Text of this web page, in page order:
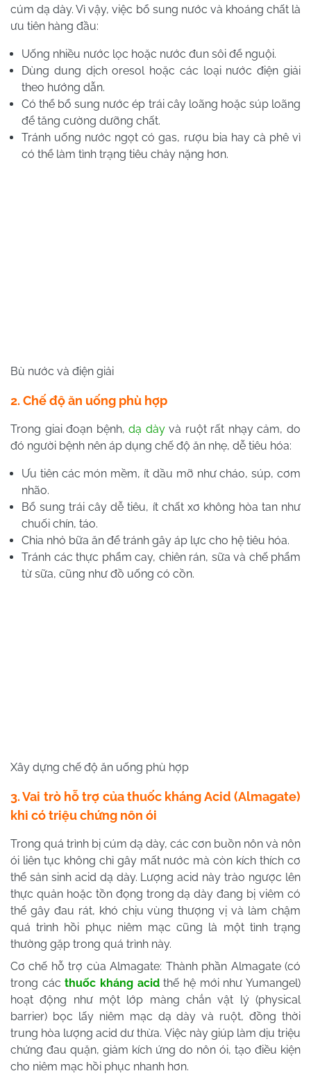
cúm dạ dày. Vì vậy, việc bổ sung nước và khoáng chất là
ưu tiên hàng đầu:
Uống nhiều nước lọc hoặc nước đun sôi để nguội.
Dùng dung dịch oresol hoặc các loại nước điện giải
theo hướng dẫn.
Có thể bổ sung nước ép trái cây loãng hoặc súp loãng
để tăng cường dưỡng chất.
Tránh uống nước ngọt có gas, rượu bia hay cà phê vì
có thể làm tình trạng tiêu chảy nặng hơn.
Bù nước và điện giải
2. Chế độ ăn uống phù hợp
Trong giai đoạn bệnh,dạ dàyvà ruột rất nhạy cảm, do
đó người bệnh nên áp dụng chế độ ăn nhẹ, dễ tiêu hóa:
Ưu tiên các món mềm, ít dầu mỡ như cháo, súp, cơm
nhão.
Bổ sung trái cây dễ tiêu, ít chất xơ không hòa tan như
chuối chín, táo.
Chia nhỏ bữa ăn để tránh gây áp lực cho hệ tiêu hóa.
Tránh các thực phẩm cay, chiên rán, sữa và chế phẩm
từ sữa, cũng như đồ uống có cồn.
Xây dựng chế độ ăn uống phù hợp
3. Vai trò hỗ trợ của thuốc kháng Acid (Almagate)
khi có triệu chứng nôn ói
Trong quá trình bị cúm dạ dày, các cơn buồn nôn và nôn
ói liên tục không chỉ gây mất nước mà còn kích thích cơ
thể sản sinh acid dạ dày. Lượng acid này trào ngược lên
thực quản hoặc tồn đọng trong dạ dày đang bị viêm có
thể gây đau rát, khó chịu vùng thượng vị và làm chậm
quá trình hồi phục niêm mạc cũng là một tình trạng
thường gặp trong quá trình này.
Cơ chế hỗ trợ của Almagate: Thành phần Almagate (có
trong cácthuốc kháng acidthế hệ mới như Yumangel)
hoạt động như một lớp màng chắn vật lý (physical
barrier) bọc lấy niêm mạc dạ dày và ruột, đồng thời
trung hòa lượng acid dư thừa. Việc này giúp làm dịu triệu
chứng đau quặn, giảm kích ứng do nôn ói, tạo điều kiện
cho niêm mạc hồi phục nhanh hơn.